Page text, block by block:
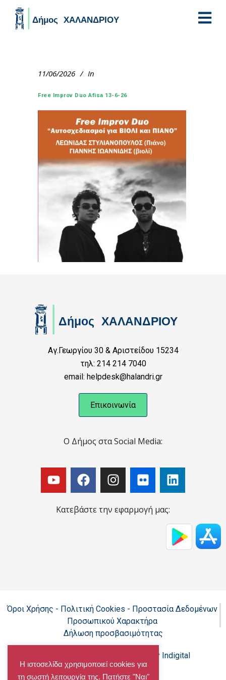
11/06/2026 In
Free Improv Duo Afisa 13-6-26
Αγ.Γεωργίου 30 & Αριστείδου 15234
τηλ: 214 214 7040
email: helpdesk@halandri.gr
Επικοινωνία
Ο Δήμος στα Social Media:
Κατεβάστε την εφαρμογή μας:
Όροι Χρήσης - Πολιτική Cookies - Προστασία Δεδομένων
Προσωπικού Χαρακτήρα
Δήλωση προσβασιμότητας
Powered by Indigital
Η ιστοσελίδα χρησιμοποιεί cookies για
τη σωστή λειτουργία της. Πατήστε "Ναι"